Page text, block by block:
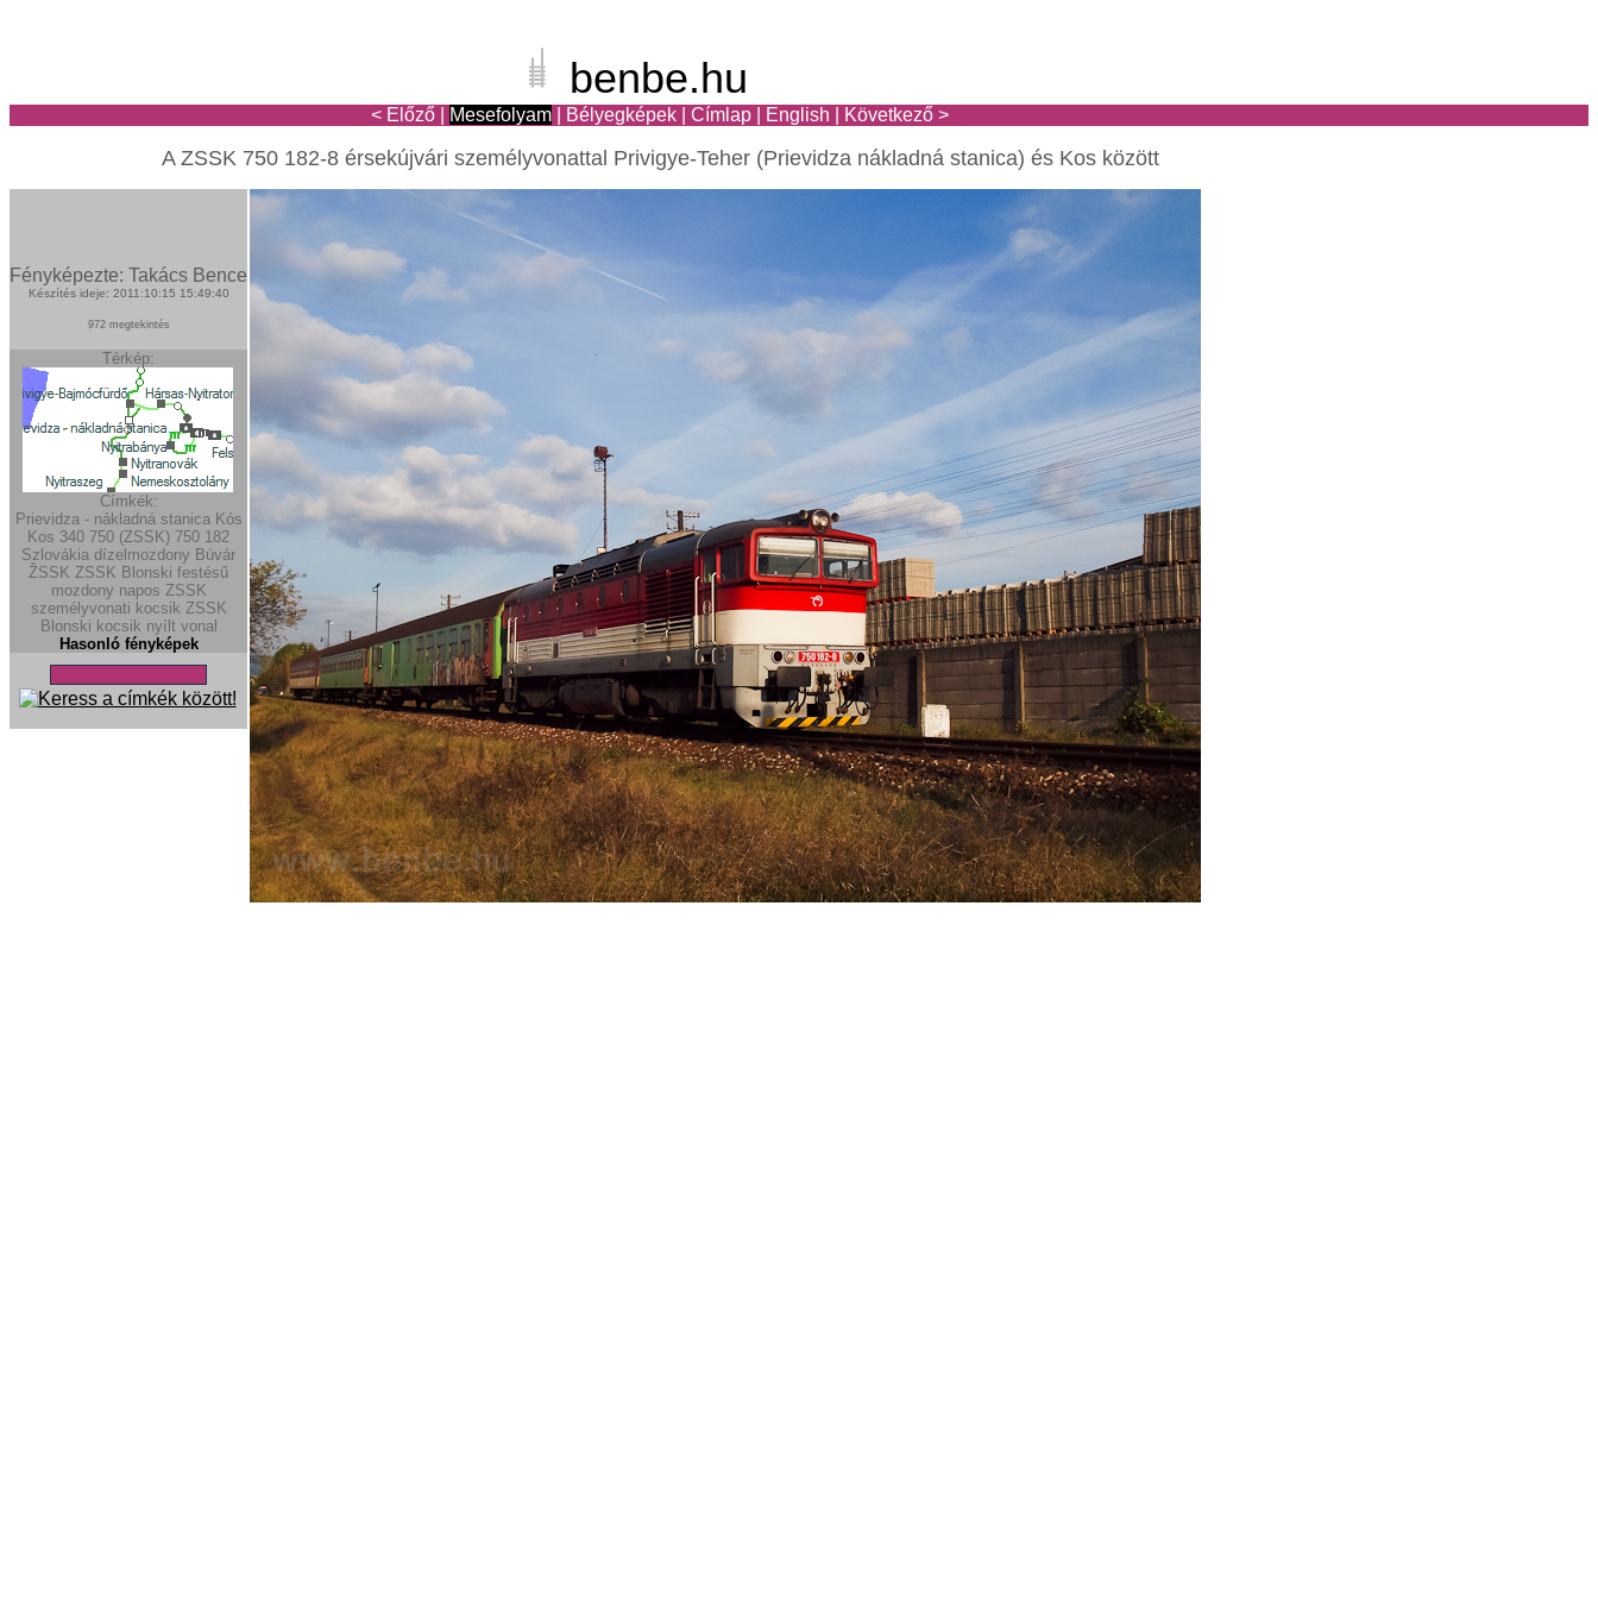
benbe.hu
< Előző Mesefolyam Bélyegképek Címlap English Következő >
A ZSSK 750 182-8 érsekújvári személyvonattal Privigye-Teher (Prievidza nákladná stanica) és Kos között
Fényképezte: Takács Bence
Készítés ideje: 2011:10:15 15:49:40
972 megtekintés
Térkép:
Címkék:
Prievidza - nákladná stanica Kós
Kos 340 750 (ZSSK) 750 182
Szlovákia dízelmozdony Búvár
ŽSSK ZSSK Blonski festésű
mozdony napos ZSSK
személyvonati kocsik ZSSK
Blonski kocsik nyílt vonal
Hasonló fényképek